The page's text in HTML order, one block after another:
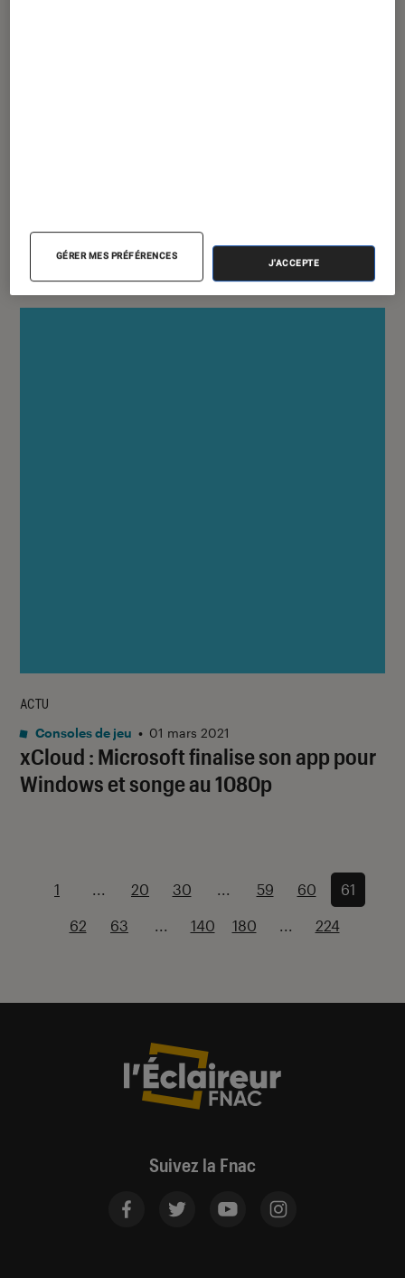
montres connectées
xCloud : Microsoft finalise son app pour
Windows et songe au 1080p
ACTU
Consoles de jeu • 01 mars 2021
1 ... 20 30 ... 59 60 61
62 63 ... 140 180 ... 224
Suivez la Fnac
GÉRER MES PRÉFÉRENCES
J'ACCEPTE